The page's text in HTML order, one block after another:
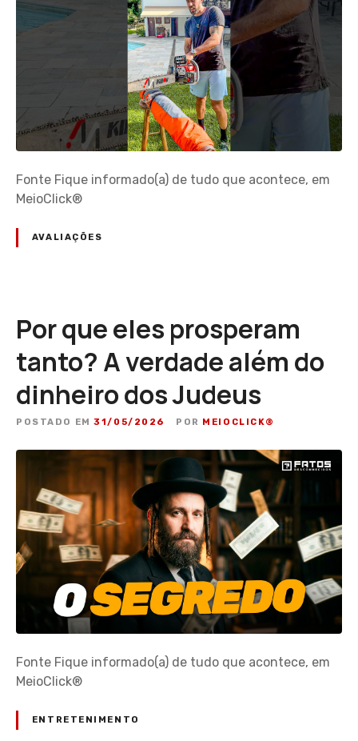
Fonte Fique informado(a) de tudo que acontece, em
MeioClick®
AVALIAÇÕES
Por que eles prosperam
tanto? A verdade além do
dinheiro dos Judeus
POSTADO EM 31/05/2026 POR MEIOCLICK®
Fonte Fique informado(a) de tudo que acontece, em
MeioClick®
ENTRETENIMENTO